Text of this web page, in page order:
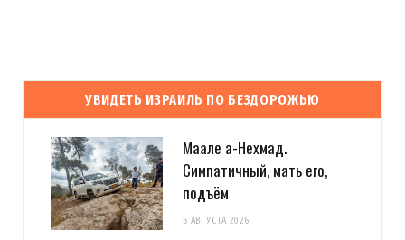
УВИДЕТЬ ИЗРАИЛЬ ПО БЕЗДОРОЖЬЮ
Маале а-Нехмад.
Симпатичный, мать его,
подъём
5 АВГУСТА 2026